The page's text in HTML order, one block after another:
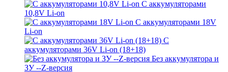
С аккумуляторами
10,8V Li-on
С аккумуляторами 18V
Li-on
С
аккумуляторами 36V Li-on (18+18)
Без аккумулятора и
ЗУ --Z-версия